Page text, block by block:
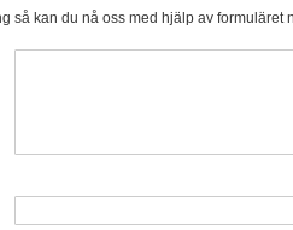
så kan du nå oss med hjälp av formuläret